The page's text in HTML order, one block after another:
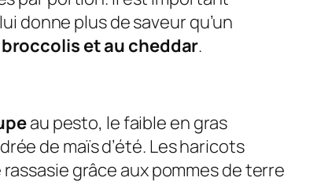
donne plus de saveur qu’un
et au cheddar.
au pesto, le faible en gras
de maïs d’été. Les haricots
grâce aux pommes de terre